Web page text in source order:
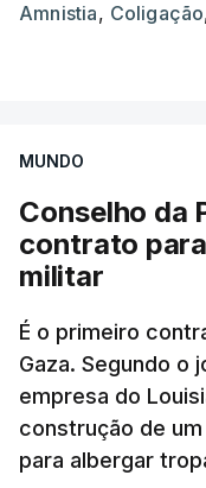
Amnistia, Coligação
MUNDO
Conselho da
contrato
militar
É o primeiro
Gaza. Segundo o
empresa do
construção de
para albergar